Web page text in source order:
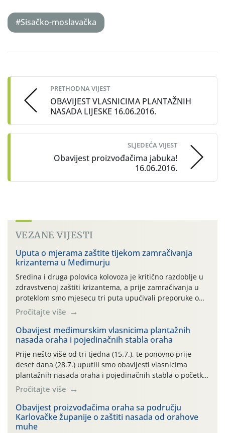
#Sisačko-moslavačka
navigation
PRETHODNA VIJEST
OBAVIJEST VLASNICIMA PLANTAŽNIH
NASADA LIJESKE 16.06.2016.
SLJEDEĆA VIJEST
Obavijest proizvođačima jabuka!
16.06.2016.
VEZANE VIJESTI
Uputa o mjerama zaštite tijekom zamračivanja
krizantema u Međimurju
Sredina i druga polovica kolovoza je kritično razdoblje u
zdravstvenoj zaštiti krizantema, a prije zamračivanja u
proteklom smo mjesecu tri puta upućivali preporuke o
preventivnim mjerama zaštite krizantema od najčešćih
uzročnika bolesti, štetnika i fito-fagnih grinja (23.7., 14.7.,
06.7.)! Na početku ovog mjeseca je zabilježeno je
povijesno i ekstremno vruće meteorološko razdoblje, uz
najviše temperature […]
Pročitajte više
Obavijest međimurskim vlasnicima plantažnih
nasada oraha i pojedinačnih stabla oraha
Prije nešto više od tri tjedna (15.7.), te ponovno prije
deset dana (28.7.) uputili smo obavijesti vlasnicima
plantažnih nasada oraha i pojedinačnih stabla o početku
leta i ovogodišnjoj potrebi usmjerenog suzbijanja
orahove muhe (Rhagoletis completa)! Već dvanaest dana
traje drugi ovogodišnji “toplinski udar”, koji naročito
izražen zadnja šest dana (31.7.-05.8.), jer najviše
temperature zraka svakodnevno […]
Pročitajte više
Obavijest proizvođačima oraha sa području
Karlovačke županije o zaštiti nasada od orahove
muhe